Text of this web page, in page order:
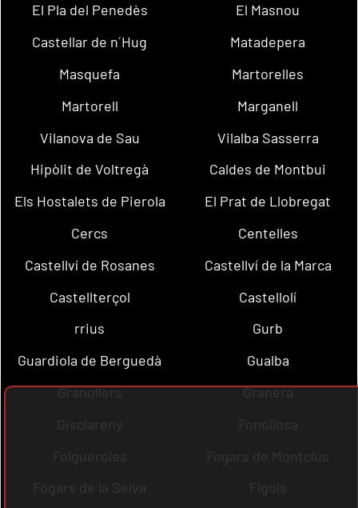
El Pla del Penedès
El Masnou
Castellar de n´Hug
Matadepera
Masquefa
Martorelles
Martorell
Marganell
Vilanova de Sau
Vilalba Sasserra
Hipòlit de Voltregà
Caldes de Montbui
Els Hostalets de Pierola
El Prat de Llobregat
Cercs
Centelles
Castellví de Rosanes
Castellví de la Marca
Castellterçol
Castellolí
rrius
Gurb
Guardiola de Berguedà
Gualba
Granollers
Granera
Gisclareny
Fonollosa
Folgueroles
Fogars de Montclús
Fogars de la Selva
Fígols